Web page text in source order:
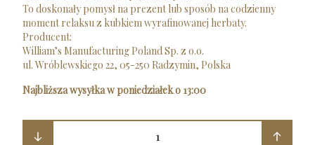
To doskonały pomysł na prezent lub sposób na codzienny
moment relaksu z kubkiem wyrafinowanej herbaty.
Producent:
William’s Manufacturing Poland Sp. z o.o.
ul. Wróblewskiego 22, 05-250 Radzymin, Polska
Najbliższa wysyłka w poniedziałek o 13:00
1